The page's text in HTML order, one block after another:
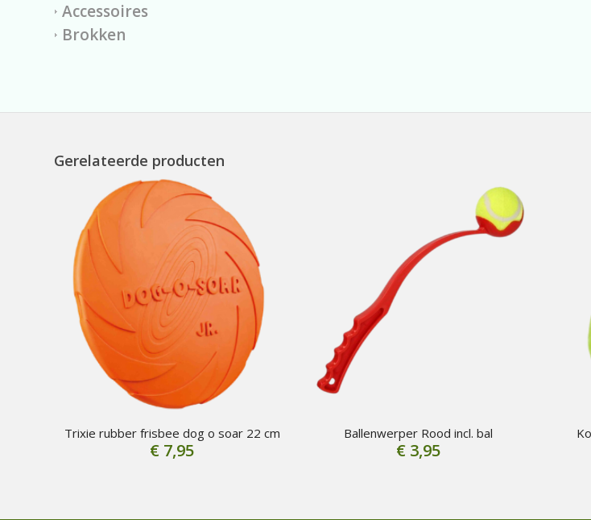
Accessoires
Brokken
Gerelateerde producten
Trixie rubber frisbee dog o soar 22 cm
€ 7,95
Ballenwerper Rood incl. bal
€3,95